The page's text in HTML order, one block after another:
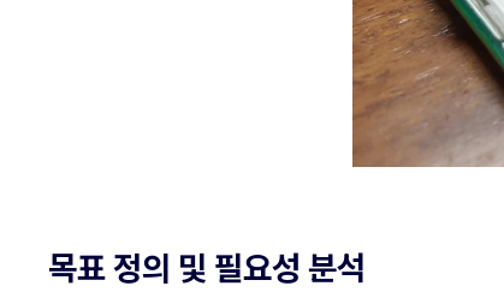
목표 정의 및 필요성 분석